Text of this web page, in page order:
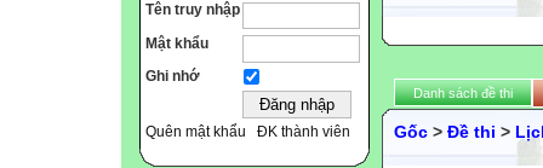
Tên truy nhập
Mật khẩu
Ghi nhớ
Quên mật khẩu ĐK thành viên
Danh sách đề thi
Gốc > Đề thi >